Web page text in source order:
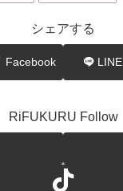
シェアする
Facebook LINE
RiFUKURU Follow